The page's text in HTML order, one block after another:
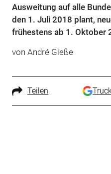
Ausweitung auf alle
den 1. Juli 2018 plant,
frühestens ab 1. Oktober
von André Gieße
Teilen